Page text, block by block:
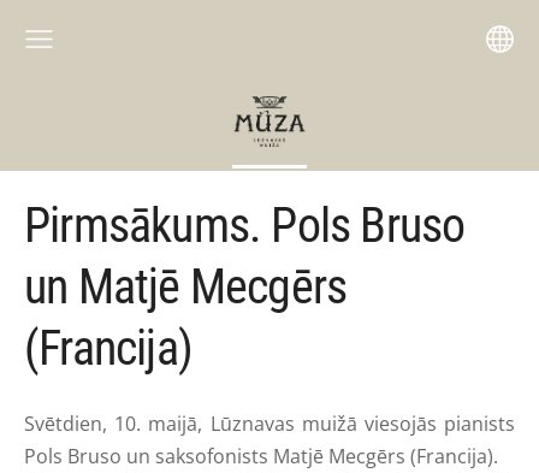
Pirmsākums. Pols Bruso
un Matjē Mecgērs
(Francija)
Svētdien, 10. maijā, Lūznavas muižā viesojās pianists
Pols Bruso un saksofonists Matjē Mecgērs (Francija).